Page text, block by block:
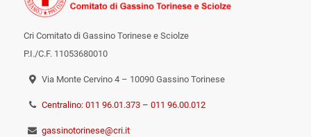
Cri Comitato di Gassino Torinese e Sciolze
P.I./C.F. 11053680010
Via Monte Cervino 4 – 10090 Gassino Torinese
Centralino: 011 96.01.373 – 011 96.00.012
gassinotorinese@cri.it